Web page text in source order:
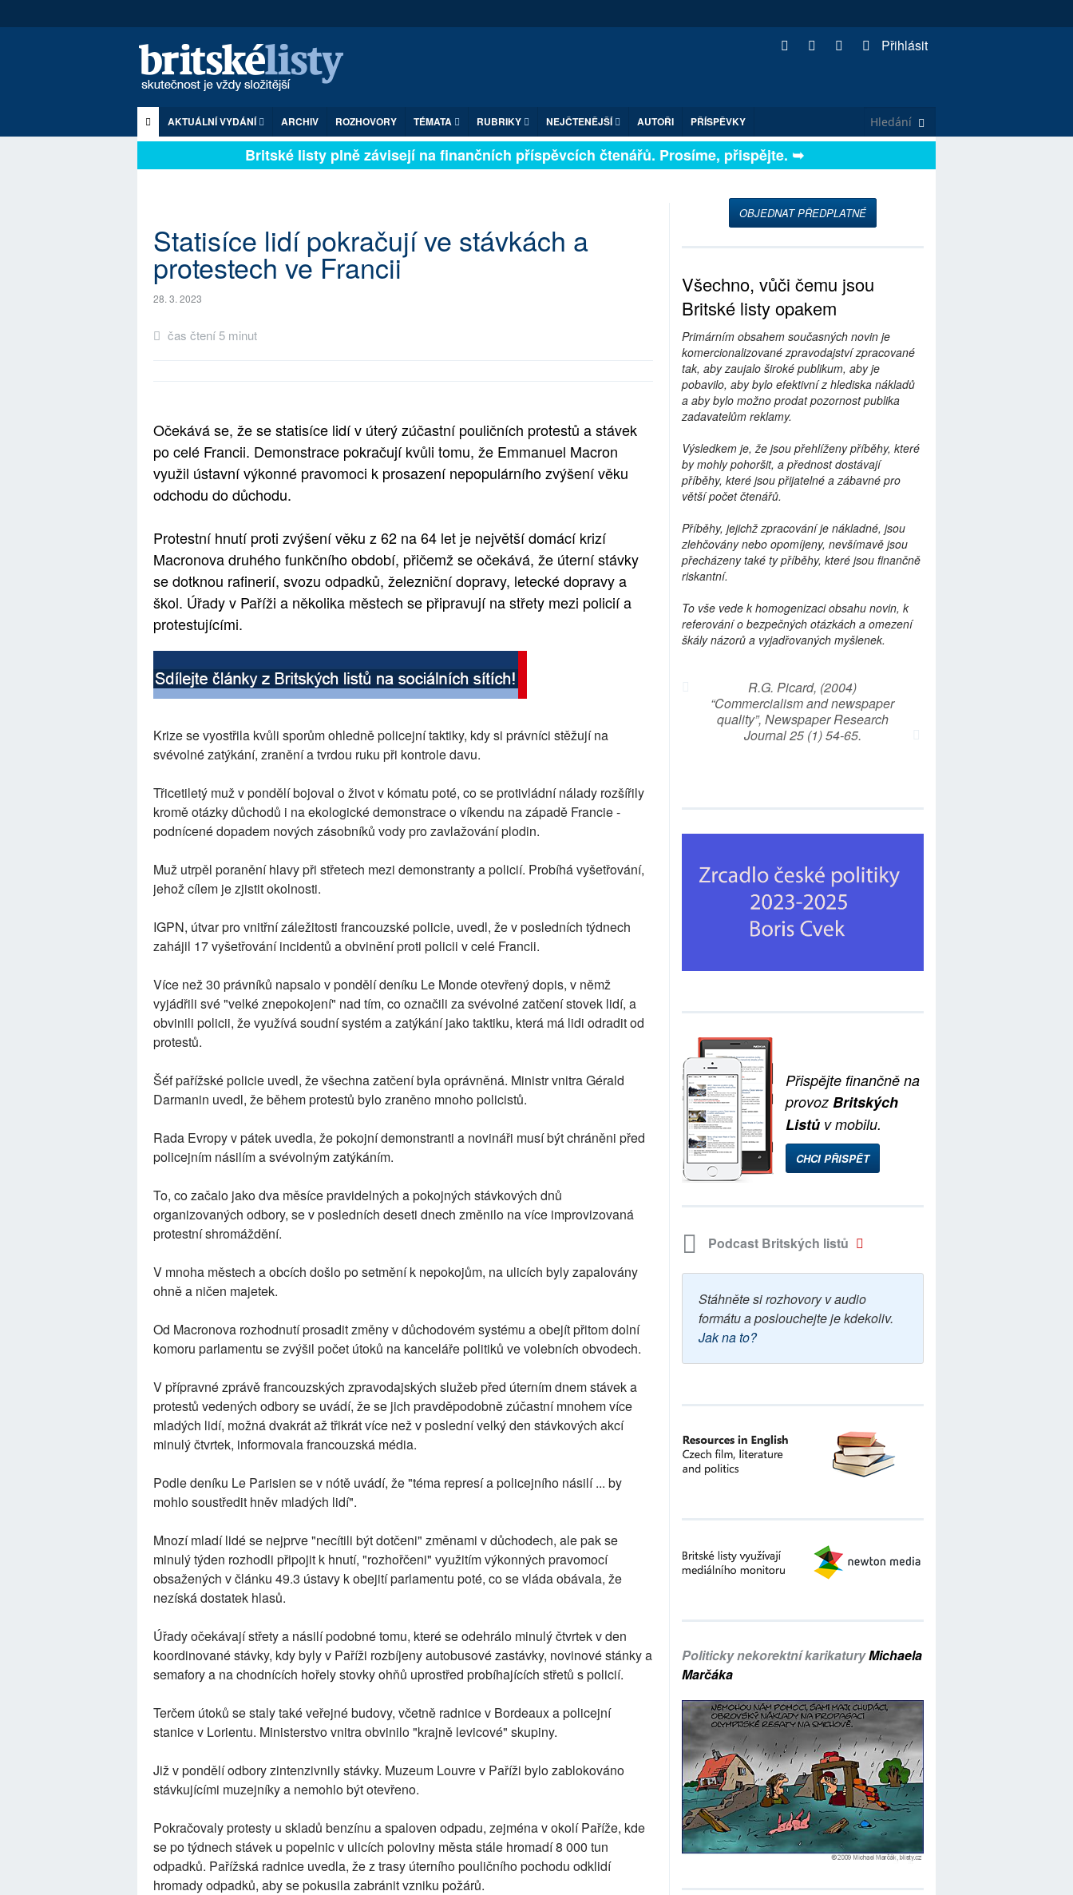
Přihlásit
AKTUÁLNÍ VYDÁNÍ ARCHIV ROZHOVORY TÉMATA RUBRIKY NEJČTENĚJŠÍ AUTOŘI PŘÍSPĚVKY
Britské listy plně závisejí na finančních příspěvcích čtenářů. Prosíme, přispějte. ➥
Statisíce lidí pokračují ve stávkách a
protestech ve Francii
28. 3. 2023
čas čtení 5 minut
Očekává se, že se statisíce lidí v úterý zúčastní pouličních protestů a stávek
po celé Francii. Demonstrace pokračují kvůli tomu, že Emmanuel Macron
využil ústavní výkonné pravomoci k prosazení nepopulárního zvýšení věku
odchodu do důchodu.
Protestní hnutí proti zvýšení věku z 62 na 64 let je největší domácí krizí
Macronova druhého funkčního období, přičemž se očekává, že úterní stávky
se dotknou rafinerií, svozu odpadků, železniční dopravy, letecké dopravy a
škol. Úřady v Paříži a několika městech se připravují na střety mezi policií a
protestujícími.
Krize se vyostřila kvůli sporům ohledně policejní taktiky, kdy si právníci stěžují na
svévolné zatýkání, zranění a tvrdou ruku při kontrole davu.
Třicetiletý muž v pondělí bojoval o život v kómatu poté, co se protivládní nálady rozšířily
kromě otázky důchodů i na ekologické demonstrace o víkendu na západě Francie -
podnícené dopadem nových zásobníků vody pro zavlažování plodin.
Muž utrpěl poranění hlavy při střetech mezi demonstranty a policií. Probíhá vyšetřování,
jehož cílem je zjistit okolnosti.
IGPN, útvar pro vnitřní záležitosti francouzské policie, uvedl, že v posledních týdnech
zahájil 17 vyšetřování incidentů a obvinění proti policii v celé Francii.
Více než 30 právníků napsalo v pondělí deníku Le Monde otevřený dopis, v němž
vyjádřili své "velké znepokojení" nad tím, co označili za svévolné zatčení stovek lidí, a
obvinili policii, že využívá soudní systém a zatýkání jako taktiku, která má lidi odradit od
protestů.
Šéf pařížské policie uvedl, že všechna zatčení byla oprávněná. Ministr vnitra Gérald
Darmanin uvedl, že během protestů bylo zraněno mnoho policistů.
Rada Evropy v pátek uvedla, že pokojní demonstranti a novináři musí být chráněni před
policejním násilím a svévolným zatýkáním.
To, co začalo jako dva měsíce pravidelných a pokojných stávkových dnů
organizovaných odbory, se v posledních deseti dnech změnilo na více improvizovaná
protestní shromáždění.
V mnoha městech a obcích došlo po setmění k nepokojům, na ulicích byly zapalovány
ohně a ničen majetek.
Od Macronova rozhodnutí prosadit změny v důchodovém systému a obejít přitom dolní
komoru parlamentu se zvýšil počet útoků na kanceláře politiků ve volebních obvodech.
V přípravné zprávě francouzských zpravodajských služeb před úterním dnem stávek a
protestů vedených odbory se uvádí, že se jich pravděpodobně zúčastní mnohem více
mladých lidí, možná dvakrát až třikrát více než v poslední velký den stávkových akcí
minulý čtvrtek, informovala francouzská média.
Podle deníku Le Parisien se v nótě uvádí, že "téma represí a policejního násilí ... by
mohlo soustředit hněv mladých lidí".
Mnozí mladí lidé se nejprve "necítili být dotčeni" změnami v důchodech, ale pak se
minulý týden rozhodli připojit k hnutí, "rozhořčeni" využitím výkonných pravomocí
obsažených v článku 49.3 ústavy k obejití parlamentu poté, co se vláda obávala, že
nezíská dostatek hlasů.
Úřady očekávají střety a násilí podobné tomu, které se odehrálo minulý čtvrtek v den
koordinované stávky, kdy byly v Paříži rozbíjeny autobusové zastávky, novinové stánky a
semafory a na chodnících hořely stovky ohňů uprostřed probíhajících střetů s policií.
Terčem útoků se staly také veřejné budovy, včetně radnice v Bordeaux a policejní
stanice v Lorientu. Ministerstvo vnitra obvinilo "krajně levicové" skupiny.
Již v pondělí odbory zintenzivnily stávky. Muzeum Louvre v Paříži bylo zablokováno
stávkujícími muzejníky a nemohlo být otevřeno.
Pokračovaly protesty u skladů benzínu a spaloven odpadu, zejména v okolí Paříže, kde
se po týdnech stávek u popelnic v ulicích poloviny města stále hromadí 8 000 tun
odpadků. Pařížská radnice uvedla, že z trasy úterního pouličního pochodu odklidí
hromady odpadků, aby se pokusila zabránit vzniku požárů.
OBJEDNAT PŘEDPLATNÉ
Všechno, vůči čemu jsou
Britské listy opakem
Primárním obsahem současných novin je
komercionalizované zpravodajství zpracované
tak, aby zaujalo široké publikum, aby je
pobavilo, aby bylo efektivní z hlediska nákladů
a aby bylo možno prodat pozornost publika
zadavatelům reklamy.
Výsledkem je, že jsou přehlíženy příběhy, které
by mohly pohoršit, a přednost dostávají
příběhy, které jsou přijatelné a zábavné pro
větší počet čtenářů.
Příběhy, jejichž zpracování je nákladné, jsou
zlehčovány nebo opomíjeny, nevšímavě jsou
přecházeny také ty příběhy, které jsou finančně
riskantní.
To vše vede k homogenizaci obsahu novin, k
referování o bezpečných otázkách a omezení
škály názorů a vyjadřovaných myšlenek.
R.G. Picard, (2004)
“Commercialism and newspaper
quality”, Newspaper Research
Journal 25 (1) 54-65.
Přispějte finančně na
provoz Britských
Listův mobilu.
CHCI PŘISPĚT
Podcast Britských listů
Stáhněte si rozhovory v audio
formátu a poslouchejte je kdekoliv.
Jak na to?
Politicky nekorektní karikaturyMichaela
Marčáka